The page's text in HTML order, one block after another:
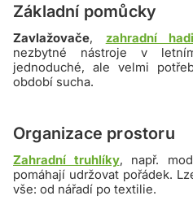
Základní pomůcky
Zavlažovače, zahradní
nezbytné nástroje v
jednoduché, ale velmi
období sucha.
Organizace prostoru
Zahradní truhlíky, např.
pomáhají udržovat pořádek.
vše: od nářadí po textilie.